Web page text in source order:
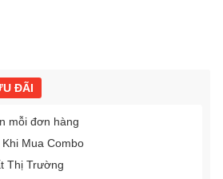
ĐÃI
mỗi đơn hàng
Mua Combo
Thị Trường